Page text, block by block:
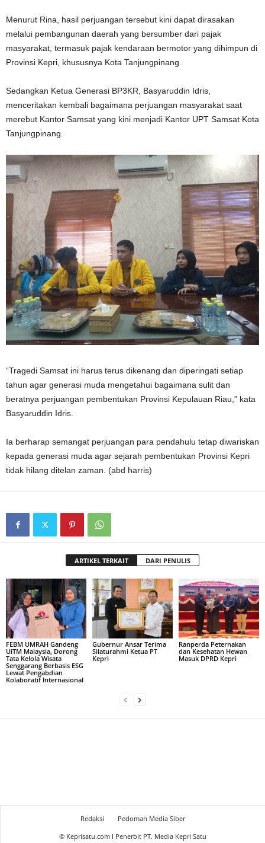
Menurut Rina, hasil perjuangan tersebut kini dapat dirasakan
melalui pembangunan daerah yang bersumber dari pajak
masyarakat, termasuk pajak kendaraan bermotor yang dihimpun di
Provinsi Kepri, khususnya Kota Tanjungpinang.
Sedangkan Ketua Generasi BP3KR, Basyaruddin Idris,
menceritakan kembali bagaimana perjuangan masyarakat saat
merebut Kantor Samsat yang kini menjadi Kantor UPT Samsat Kota
Tanjungpinang.
“Tragedi Samsat ini harus terus dikenang dan diperingati setiap
tahun agar generasi muda mengetahui bagaimana sulit dan
beratnya perjuangan pembentukan Provinsi Kepulauan Riau,” kata
Basyaruddin Idris.
Ia berharap semangat perjuangan para pendahulu tetap diwariskan
kepada generasi muda agar sejarah pembentukan Provinsi Kepri
tidak hilang ditelan zaman. (abd harris)
ARTIKEL TERKAIT DARI PENULIS
FEBM UMRAH Gandeng
UiTM Malaysia, Dorong
Tata Kelola Wisata
Senggarang Berbasis ESG
Lewat Pengabdian
Kolaboratif Internasional
Gubernur Ansar Terima
Silaturahmi Ketua PT
Kepri
Ranperda Peternakan
dan Kesehatan Hewan
Masuk DPRD Kepri
Redaksi
Pedoman Media Siber
© Keprisatu.com I Penerbit PT. Media Kepri Satu